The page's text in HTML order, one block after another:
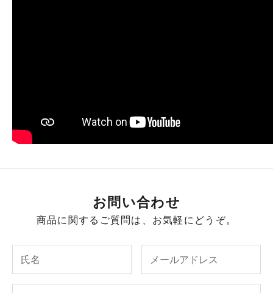
お問い合わせ
商品に関するご質問は、お気軽にどうぞ。